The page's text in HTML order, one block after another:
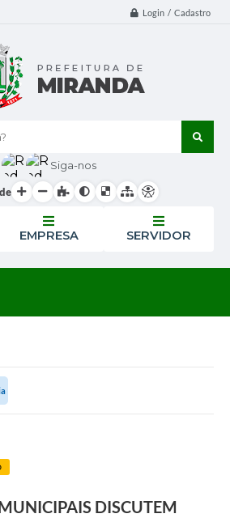
Login / Cadastro
Siga-nos
EMPRESA SERVIDOR
DISCUTEM